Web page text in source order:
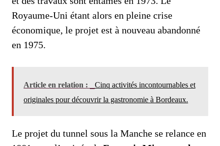
Royaume-Uni étant alors en pleine crise
économique, le projet est à nouveau abandonné
en 1975.
Article en relation :
Cinq activités incontournables et
originales pour découvrir la gastronomie à Bordeaux.
Le projet du tunnel sous la Manche se relance en